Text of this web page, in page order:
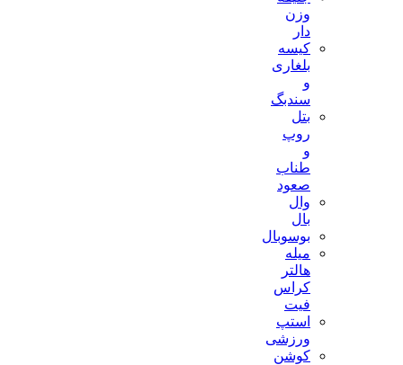
کیسه
بلغاری
سندبگ
بتل
وال
بوسوبال
میله
کراس
استپ
ورزشی
کوشن